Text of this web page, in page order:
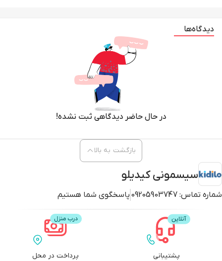
دیدگاه‌ها
در حال حاضر دیدگاهی ثبت نشده!
سیسمونی کیدیلو
شماره تماس: 09205903747 پاسخگوی شما هستیم
بازگشت به بالا
پشتیبانی پرداخت در محل